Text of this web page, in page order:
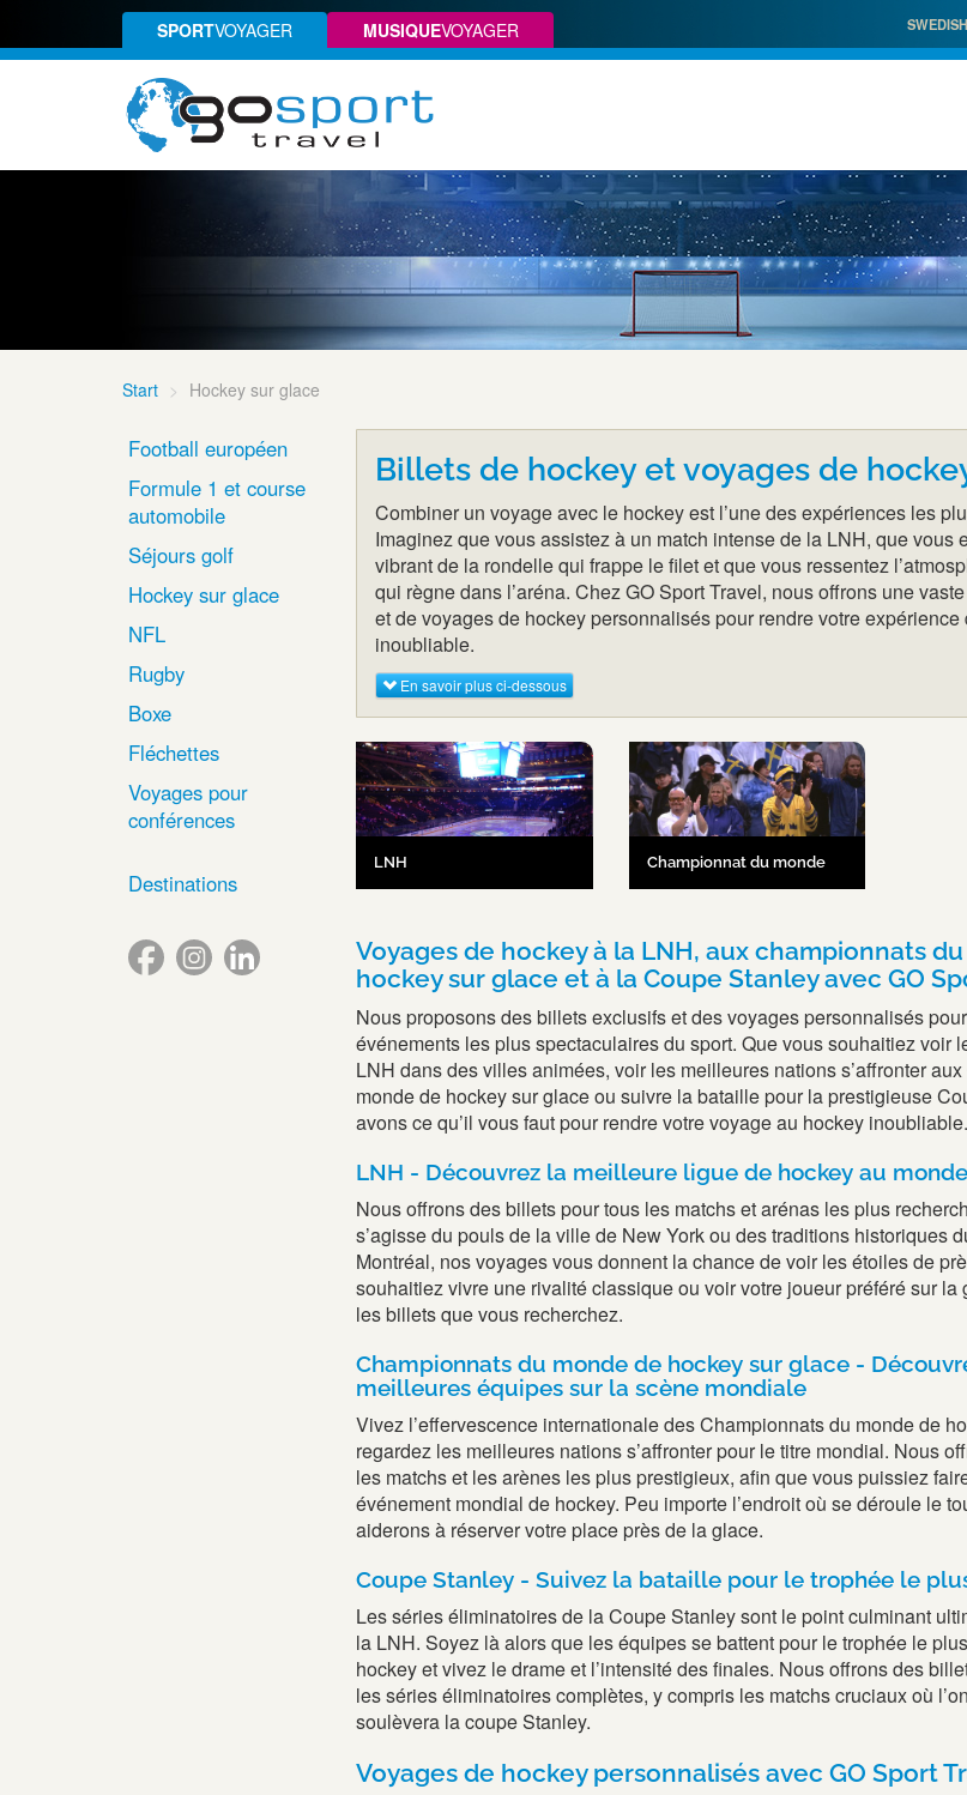
SPORTVOYAGER MUSIQUEVOYAGER SWEDISH
Start Hockey sur glace
Football européen
Formule 1 et course
automobile
Séjours golf
Hockey sur glace
NFL
Rugby
Boxe
Fléchettes
Voyages pour
conférences
Destinations
Billets de hockey et voyages de
Combiner un voyage avec le hockey est l’une des expériences les
Imaginez que vous assistez à un match intense de la LNH, que vous
vibrant de la rondelle qui frappe le filet et que vous ressentez
qui règne dans l’aréna. Chez GO Sport Travel, nous offrons une
et de voyages de hockey personnalisés pour rendre votre expérience
inoubliable.
En savoir plus ci-dessous
LNH Championnat du monde
Voyages de hockey à la LNH, aux championnats
hockey sur glace et à la Coupe Stanley avec GO
Nous proposons des billets exclusifs et des voyages personnalisés
événements les plus spectaculaires du sport. Que vous souhaitiez voir
LNH dans des villes animées, voir les meilleures nations s’affronter
monde de hockey sur glace ou suivre la bataille pour la prestigieuse
avons ce qu’il vous faut pour rendre votre voyage au hockey inoubliable.
LNH - Découvrez la meilleure ligue de hockey au monde
Nous offrons des billets pour tous les matchs et arénas les plus
s’agisse du pouls de la ville de New York ou des traditions historiques
Montréal, nos voyages vous donnent la chance de voir les étoiles de
souhaitiez vivre une rivalité classique ou voir votre joueur préféré sur la
les billets que vous recherchez.
Championnats du monde de hockey sur glace -
meilleures équipes sur la scène mondiale
Vivez l’effervescence internationale des Championnats du monde de
regardez les meilleures nations s’affronter pour le titre mondial. Nous
les matchs et les arènes les plus prestigieux, afin que vous puissiez
événement mondial de hockey. Peu importe l’endroit où se déroule le
aiderons à réserver votre place près de la glace.
Coupe Stanley - Suivez la bataille pour le trophée le
Les séries éliminatoires de la Coupe Stanley sont le point culminant
la LNH. Soyez là alors que les équipes se battent pour le trophée le
hockey et vivez le drame et l’intensité des finales. Nous offrons des
les séries éliminatoires complètes, y compris les matchs cruciaux où
soulèvera la coupe Stanley.
Voyages de hockey personnalisés avec GO Sport